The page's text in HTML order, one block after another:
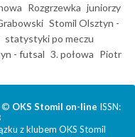
Rozgrzewka juniorzy
Stomil Olsztyn -
statystyki po meczu
- futsal 3. połowa Piotr
© OKS Stomil on-line ISSN:
z klubem OKS Stomil